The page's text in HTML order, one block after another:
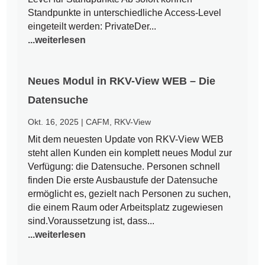
Standpunkte in unterschiedliche Access-Level
eingeteilt werden: PrivateDer...
...weiterlesen
Neues Modul in RKV-View WEB – Die
Datensuche
Okt. 16, 2025 |CAFM RKV-View
Mit dem neuesten Update von RKV-View WEB
steht allen Kunden ein komplett neues Modul zur
Verfügung: die Datensuche. Personen schnell
finden Die erste Ausbaustufe der Datensuche
ermöglicht es, gezielt nach Personen zu suchen,
die einem Raum oder Arbeitsplatz zugewiesen
sind.Voraussetzung ist, dass...
...weiterlesen